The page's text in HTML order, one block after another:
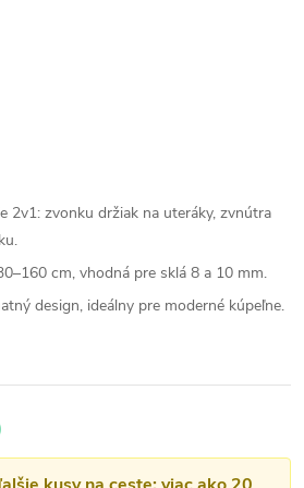
2v1: zvonku držiak na uteráky, zvnútra
cm, vhodná pre sklá 8 a 10 mm.
design, ideálny pre moderné kúpeľne.